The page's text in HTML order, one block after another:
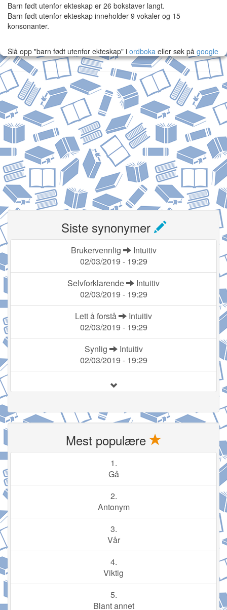
Barn født utenfor ekteskap er 26 bokstaver langt.
Barn født utenfor ekteskap inneholder 9 vokaler og 15
konsonanter.
Slå opp "barn født utenfor ekteskap" i ordboka eller søk på google
Siste synonymer
Brukervennlig
Intuitiv
02/03/2019 - 19:29
Selvforklarende
Intuitiv
02/03/2019 - 19:29
Lett å forstå
Intuitiv
02/03/2019 - 19:29
Synlig
Intuitiv
02/03/2019 - 19:29
Mest populære
1.
Gå
2.
Antonym
3.
Vår
4.
Viktig
5.
Blant annet